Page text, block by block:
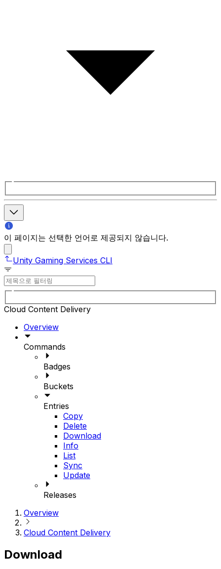
이 페이지는 선택한 언어로 제공되지 않습니다.
Unity Gaming Services CLI
Cloud Content Delivery
Overview
Commands
Badges
Buckets
Entries
Copy
Delete
Download
Info
List
Sync
Update
Releases
Overview
Cloud Content Delivery
Download